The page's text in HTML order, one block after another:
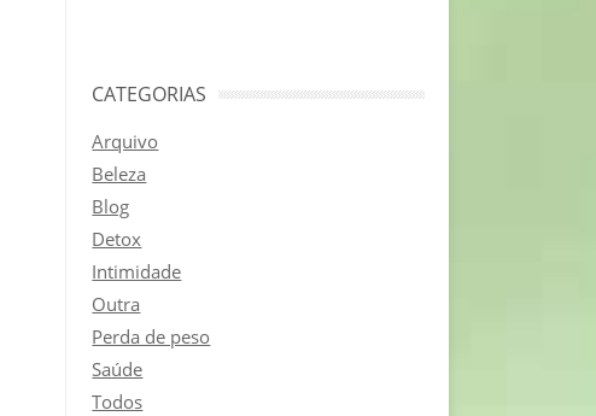
CATEGORIAS
Arquivo
Beleza
Blog
Detox
Intimidade
Outra
Perda de peso
Saúde
Todos